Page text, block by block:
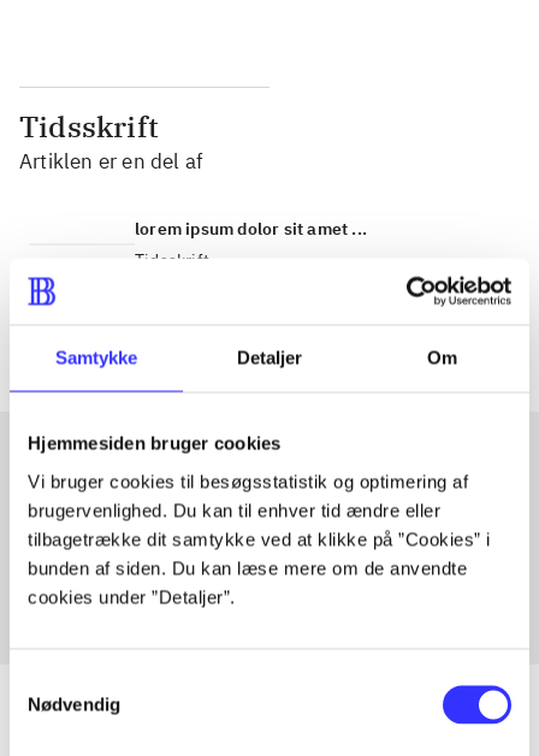
Samtykke Detaljer Om
Hjemmesiden bruger cookies
Vi bruger cookies til besøgsstatistik og optimering af
brugervenlighed. Du kan til enhver tid ændre eller
tilbagetrække dit samtykke ved at klikke på ”Cookies” i
bunden af siden. Du kan læse mere om de anvendte
cookies under ”Detaljer”.
Nødvendig
Tidsskrift
Artiklen er en del af
lorem ipsum dolor sit amet ...
Tidsskrift
Artiklerne i
Artikler med samme emner
Fra